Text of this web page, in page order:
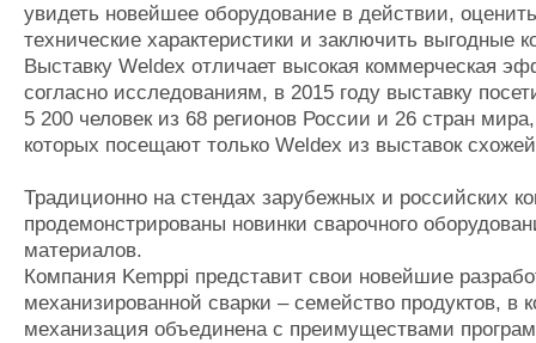
увидеть новейшее оборудование в действии,
технические характеристики и заключить выгодные
Выставку Weldex отличает высокая коммерческая
согласно исследованиям, в 2015 году выставку
5 200 человек из 68 регионов России и 26 стран
которых посещают только Weldex из выставок
Традиционно на стендах зарубежных и российских
продемонстрированы новинки сварочного
материалов.
Компания Kemppi представит свои новейшие
механизированной сварки – семейство продуктов, в
механизация объединена с преимуществами